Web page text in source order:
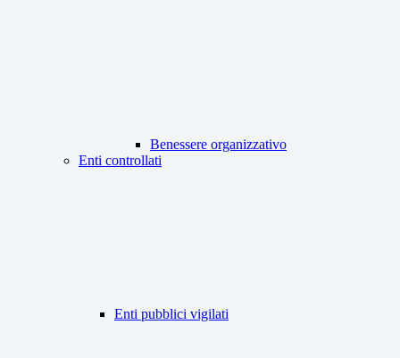
Benessere organizzativo
Enti controllati
Enti pubblici vigilati